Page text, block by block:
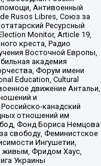
Антивоенный
Rusos Libres, Союз за
Ресурсный
Monitor, Article 19,
креста, Радио
Восточной Европы,
академия
Форум имени
Education, Cultural
движение Антальи,
и
канадский
отношений им
Фонд Бориса Немцова
свободу, Феминистское
Ингушетии,
живым, Фридом Хаус,
Украины